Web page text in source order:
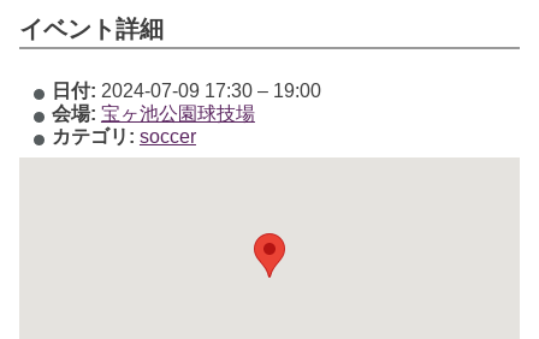
イベント詳細
日付: 2024-07-09 17:30– 19:00
会場: 宝ヶ池公園球技場
カテゴリ: soccer